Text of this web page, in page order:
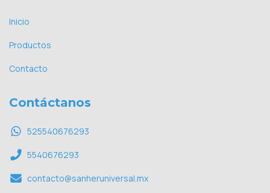
Inicio
Productos
Contacto
Contáctanos
525540676293
5540676293
contacto@sanheruniversal.mx